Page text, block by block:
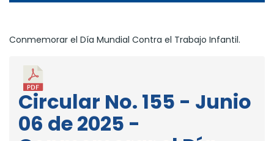
Conmemorar el Día Mundial Contra el Trabajo Infantil.
Circular No. 155 - Junio
06 de 2025 -